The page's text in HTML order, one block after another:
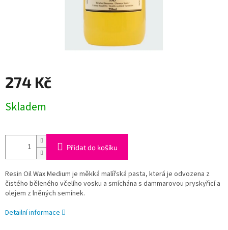
274 Kč
cena:
Skladem
Přidat do košíku
Resin Oil Wax Medium je měkká malířská pasta, která je odvozena z
čistého běleného včelího vosku a smíchána s dammarovou pryskyřicí a
olejem z lněných semínek.
Detailní informace